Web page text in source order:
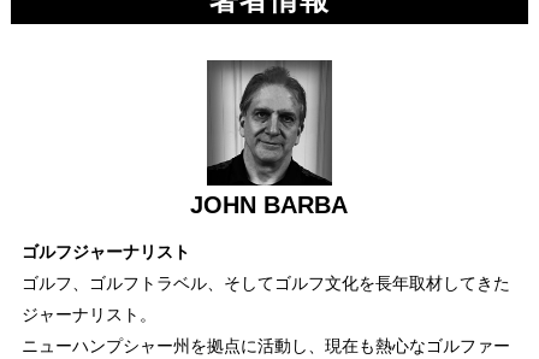
JOHN BARBA
ゴルフジャーナリスト
ゴルフ、ゴルフトラベル、そしてゴルフ文化を長年取材してきた
ジャーナリスト。
ニューハンプシャー州を拠点に活動し、現在も熱心なゴルファー